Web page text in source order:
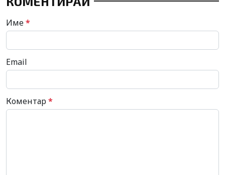
Име*
Email
Коментар*